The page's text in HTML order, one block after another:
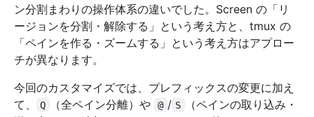
ン分割まわりの操作体系の違いでした。Screen の「リ
ージョンを分割・解除する」という考え方と、tmux の
「ペインを作る・ズームする」という考え方はアプロー
チが異なります。
今回のカスタマイズでは、プレフィックスの変更に加え
て、
Q （全ペイン分離）や @ / S
（ペインの取り込み・